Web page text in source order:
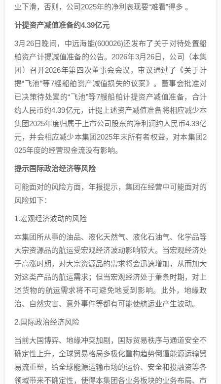
业下滑，否则，公司2025年的净利表现要“难看”得多 。
计提资产减值准备约4.39亿元
3月26日晚间，中远海能(600026)还发布了关于对待处置船
舶资产计提减值准备的公告。2026年3月26日，公司（本集
团）召开2026年第四次董事会会议，审议通过了《关于计
提“飞池”等7艘船舶资产减值损失的议案》。董事会批准对
已决策待处置的“飞池”等7艘船舶计提资产减值准备，合计
约人民币约4.39亿元，计提上述资产减值准备将相应减少本
集团2025年度归属于上市公司股东的净利润约人民币4.39亿
元，并会相应减少本集团2025年末所有者权益，对本集团2
025年度的经营现金流没有影响。
提示国际政治经济等风险
可能面对的风险方面，年报提示，集团在经营中可能面对的
风险如下：
1.宏观经济波动的风险
本集团所从事的油品、液化天然气、液化石油气、化学品等
大宗资源品的航运受宏观经济波动影响较大。当宏观经济处
于高涨时期，对大宗资源品的需求将会迅速增加，从而加大
对这类产品的航运需求；但当宏观经济处于萧条时期，对上
述货物的航运需求将不可避免地受到影响。此外，地缘政
治、自然灾害、意外事件等都有可能使航运业产生波动。
2.国际政治经济风险
当前大国博弈、地缘冲突加剧，国际贸易秩序与通道安全不
确定性上升，全球贸易格局多极化重构趋势倒逼能源运输贸
易流重塑，给全球能源运输市场的运价、安全和投融资等各
领域带来不确定性，使得本集团各业务板块的业务布局、市